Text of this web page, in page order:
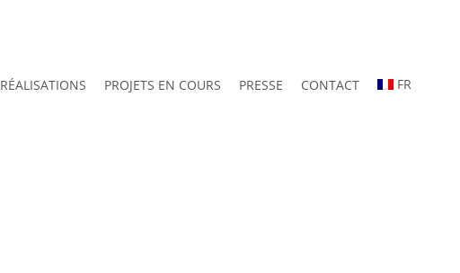
RÉALISATIONS PROJETS EN COURS PRESSE CONTACT FR